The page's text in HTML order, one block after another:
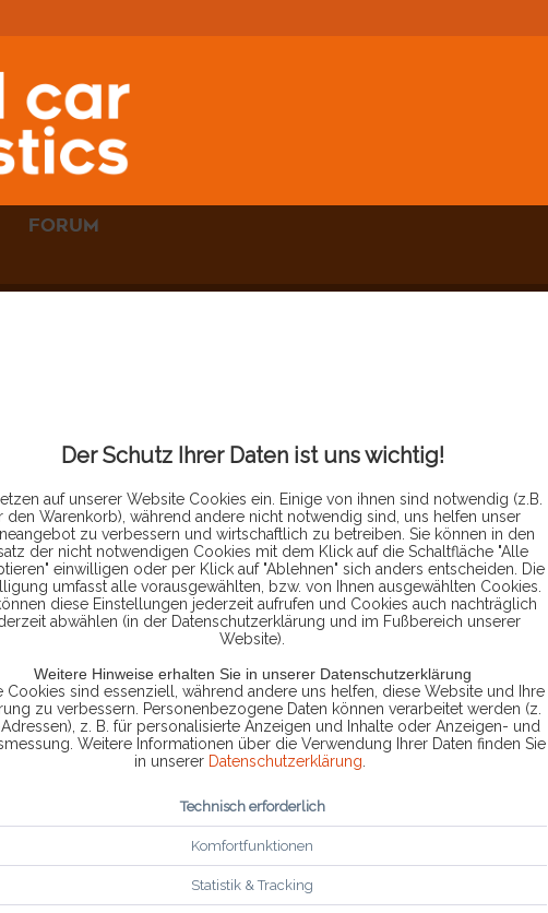
FORUM
Der Schutz Ihrer Daten ist uns wichtig!
auf unserer Website Cookies ein. Einige von ihnen sind notwendig (z.B.
den Warenkorb), während andere nicht notwendig sind, uns helfen unser
zu verbessern und wirtschaftlich zu betreiben. Sie können in den
der nicht notwendigen Cookies mit dem Klick auf die Schaltfläche "Alle
einwilligen oder per Klick auf "Ablehnen" sich anders entscheiden. Die
umfasst alle vorausgewählten, bzw. von Ihnen ausgewählten Cookies.
diese Einstellungen jederzeit aufrufen und Cookies auch nachträglich
abwählen (in der Datenschutzerklärung und im Fußbereich unserer
Website).
Weitere Hinweise erhalten Sie in unserer Datenschutzerklärung
Cookies sind essenziell, während andere uns helfen, diese Website und Ihre
zu verbessern. Personenbezogene Daten können verarbeitet werden (z.
Adressen), z. B. für personalisierte Anzeigen und Inhalte oder Anzeigen- und
Weitere Informationen über die Verwendung Ihrer Daten finden Sie
in unserer Datenschutzerklärung
Technisch erforderlich
Komfortfunktionen
Statistik & Tracking
9,99
inkl. MwSt. zzgl.
Sofort